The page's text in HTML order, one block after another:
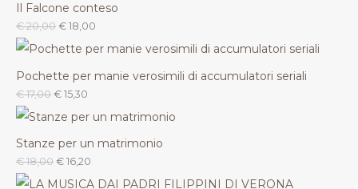
Il Falcone conteso
€20,00 € 18,00
Pochette per manie verosimili di accumulatori seriali
€17,00 € 15,30
Stanze per un matrimonio
€18,00 € 16,20